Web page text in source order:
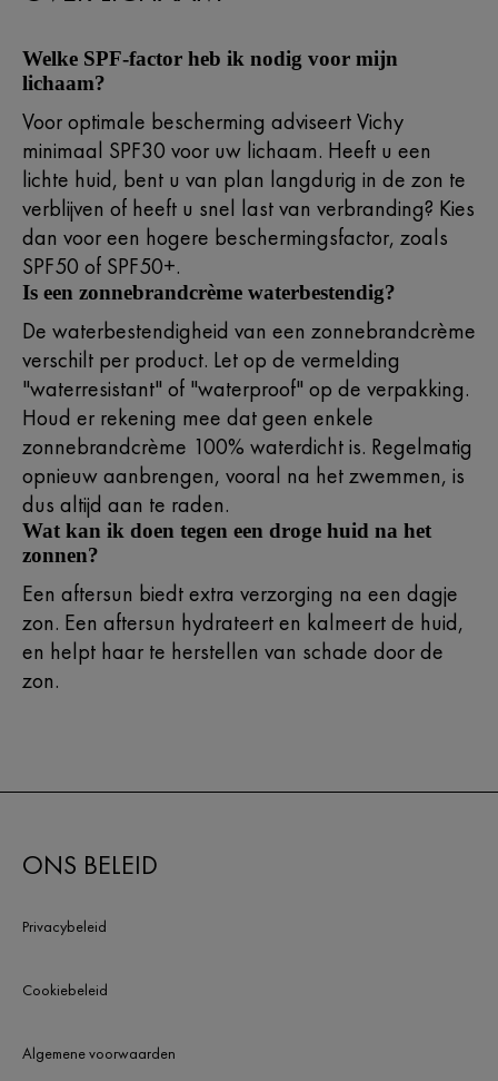
Welke SPF-factor heb ik nodig voor mijn
lichaam?​
Voor optimale bescherming adviseert Vichy
minimaal SPF30 voor uw lichaam. Heeft u een
lichte huid, bent u van plan langdurig in de zon te
verblijven of heeft u snel last van verbranding? Kies
dan voor een hogere beschermingsfactor, zoals
SPF50 of SPF50+.​
Is een zonnebrandcrème waterbestendig?​
De waterbestendigheid van een zonnebrandcrème
verschilt per product. Let op de vermelding
"waterresistant" of "waterproof" op de verpakking.
Houd er rekening mee dat geen enkele
zonnebrandcrème 100% waterdicht is. Regelmatig
opnieuw aanbrengen, vooral na het zwemmen, is
dus altijd aan te raden.
Wat kan ik doen tegen een droge huid na het
zonnen?​
Een aftersun biedt extra verzorging na een dagje
zon. Een aftersun hydrateert en kalmeert de huid,
en helpt haar te herstellen van schade door de
zon.
ONS BELEID
Privacybeleid
Cookiebeleid
Algemene voorwaarden